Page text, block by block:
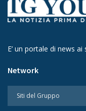
E’ un portale di news
Network